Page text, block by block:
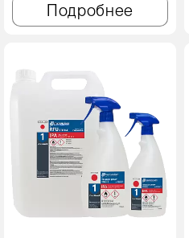
Подробнее